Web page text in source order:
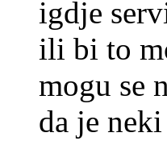
igdje
ili bi to
mogu se
da je neki